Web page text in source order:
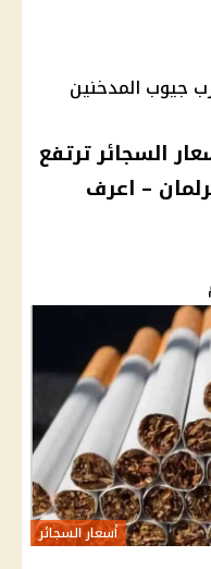
جيوب المدخنين
السجائر ترتفع
– اعرف
أسعار السجائر